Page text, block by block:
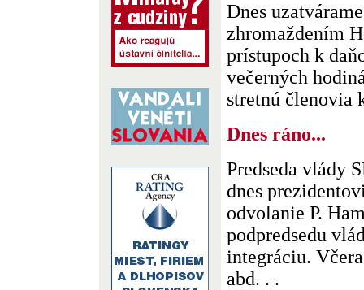
Dnes
zhromaždením
prístupoch k
večerných
stretnú členovia
Dnes ráno...
Predseda vlády
dnes
odvolanie P.
podpredsedu
integráciu.
abd. . .